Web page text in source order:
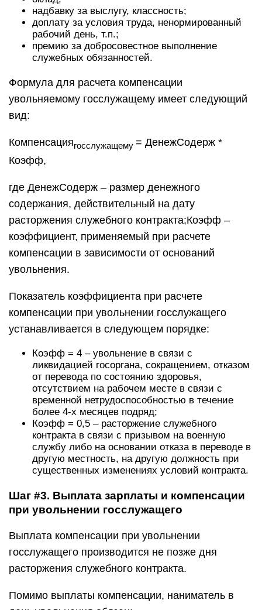
надбавку за выслугу, классность;
доплату за условия труда, ненормированный
рабочий день, т.п.;
премию за добросовестное выполнение
служебных обязанностей.
Формула для расчета компенсации
увольняемому госслужащему имеет следующий
вид:
Компенсациягосслужащему = ДенежСодерж *
Коэфф,
где ДенежСодерж – размер денежного
содержания, действительный на дату
расторжения служебного контракта;Коэфф –
коэффициент, применяемый при расчете
компенсации в зависимости от оснований
увольнения.
Показатель коэффициента при расчете
компенсации при увольнении госслужащего
устанавливается в следующем порядке:
Коэфф = 4 – увольнение в связи с
ликвидацией госоргана, сокращением, отказом
от перевода по состоянию здоровья,
отсутствием на рабочем месте в связи с
временной нетрудоспособностью в течение
более 4-х месяцев подряд;
Коэфф = 0,5 – расторжение служебного
контракта в связи с призывом на военную
службу либо на основании отказа в переводе в
другую местность, на другую должность при
существенных изменениях условий контракта.
Шаг #3. Выплата зарплаты и компенсации
при увольнении госслужащего
Выплата компенсации при увольнении
госслужащего производится не позже дня
расторжения служебного контракта.
Помимо выплаты компенсации, наниматель в